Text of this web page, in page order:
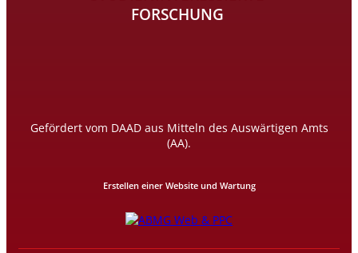
FORSCHUNG
Gefördert vom DAAD aus Mitteln des Auswärtigen Amts
(AA).
Erstellen einer Website und Wartung